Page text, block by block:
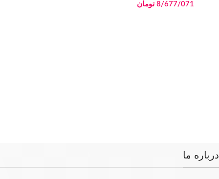
8/677/071 تومان
درباره ما